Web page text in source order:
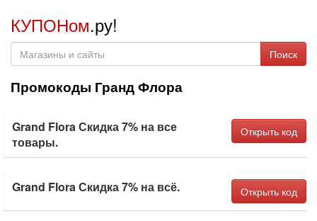
КУПОНом.ру!
Поиск
Промокоды Гранд Флора
Grand Flora Скидка 7% на все
товары.
Открыть код
Grand Flora Скидка 7% на всё. Открыть код